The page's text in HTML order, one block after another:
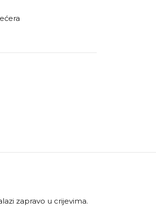
zapravo u crijevima.